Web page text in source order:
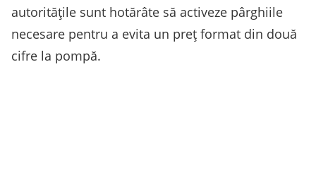
autoritățile sunt hotărâte să activeze pârghiile
necesare pentru a evita un preț format din două
cifre la pompă.